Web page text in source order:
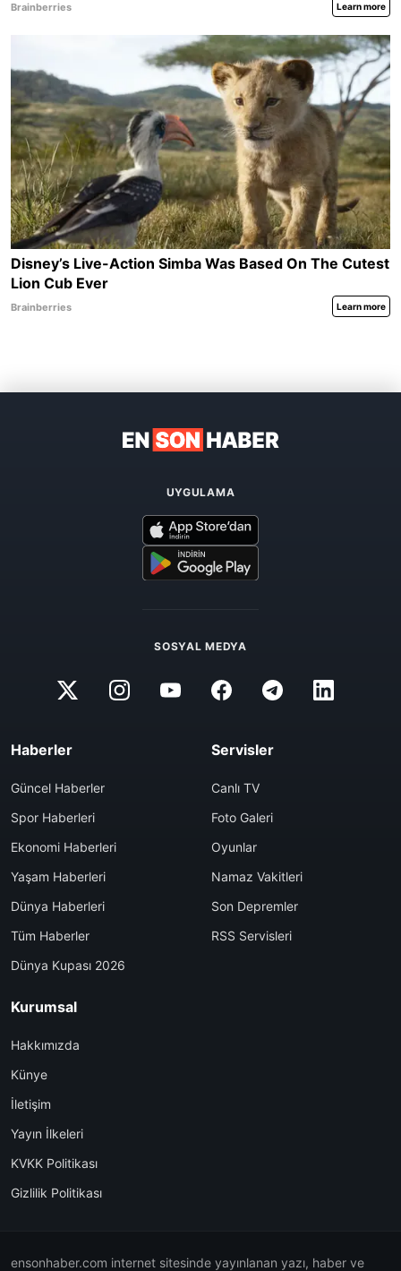
UYGULAMA
SOSYAL MEDYA
Haberler
Güncel Haberler
Spor Haberleri
Ekonomi Haberleri
Yaşam Haberleri
Dünya Haberleri
Tüm Haberler
Dünya Kupası 2026
Servisler
Canlı TV
Foto Galeri
Oyunlar
Namaz Vakitleri
Son Depremler
RSS Servisleri
Kurumsal
Hakkımızda
Künye
İletişim
Yayın İlkeleri
KVKK Politikası
Gizlilik Politikası
ensonhaber.com internet sitesinde yayınlanan yazı, haber ve